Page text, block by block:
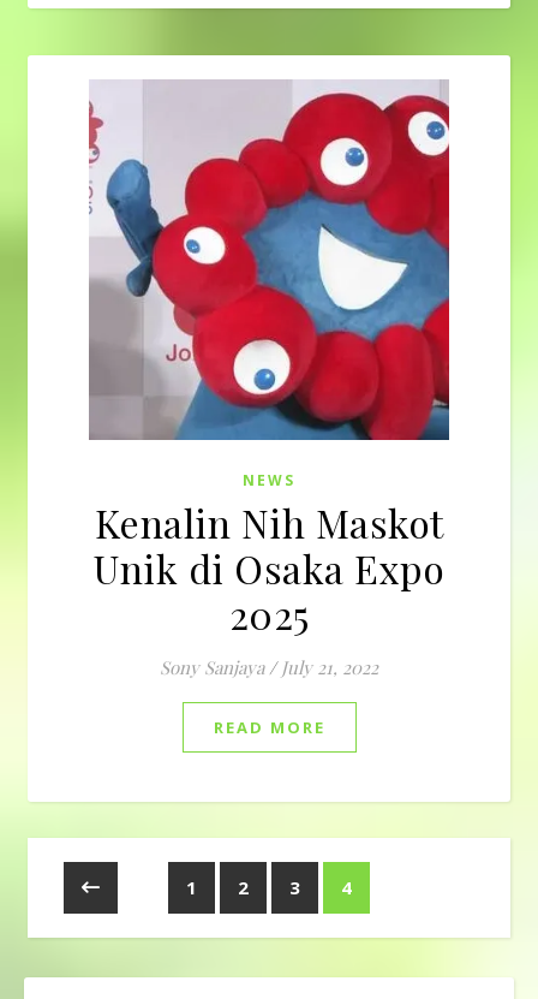
NEWS
Kenalin Nih Maskot
Unik di Osaka Expo
2025
Sony Sanjaya / July 21, 2022
READ MORE
1 2 3 4